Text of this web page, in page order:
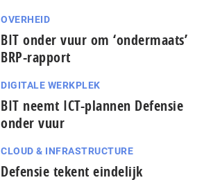
OVERHEID
BIT onder vuur om ‘ondermaats’
BRP-rapport
DIGITALE WERKPLEK
BIT neemt ICT-plannen Defensie
onder vuur
CLOUD & INFRASTRUCTURE
Defensie tekent eindelijk